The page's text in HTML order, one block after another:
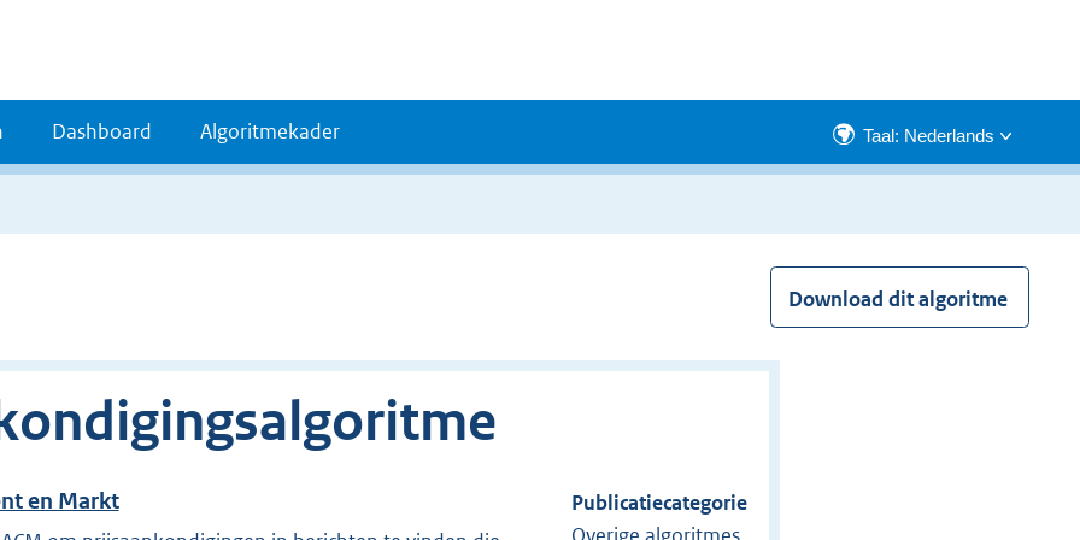
Dashboard Algoritmekader Taal: Nederlands
Download dit algoritme
en Markt
Publicatiecategorie